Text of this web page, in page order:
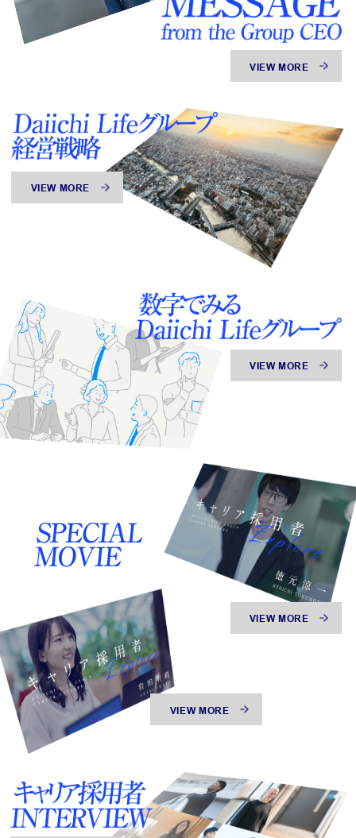
VIEW MORE
VIEW MORE
VIEW MORE
VIEW MORE
VIEW MORE